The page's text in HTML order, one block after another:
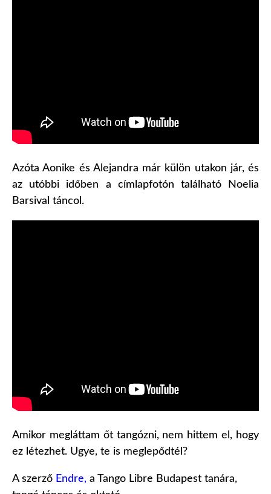
Azóta Aonike és Alejandra már külön utakon jár, és
az utóbbi időben a címlapfotón található Noelia
Barsival táncol.
Amikor megláttam őt tangózni, nem hittem el, hogy
ez létezhet. Ugye, te is meglepődtél?
A szerző Endre, a Tango Libre Budapest tanára,